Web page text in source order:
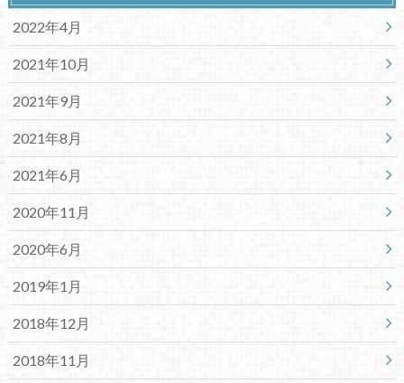
2022年4月
2021年10月
2021年9月
2021年8月
2021年6月
2020年11月
2020年6月
2019年1月
2018年12月
2018年11月